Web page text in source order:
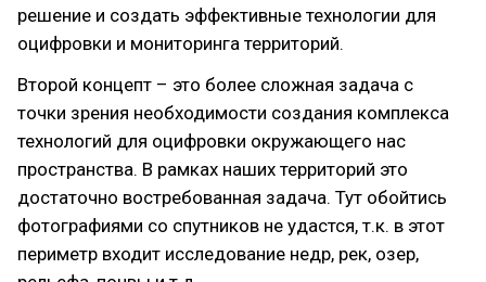
решение и создать эффективные технологии для
оцифровки и мониторинга территорий.
Второй концепт – это более сложная задача с
точки зрения необходимости создания комплекса
технологий для оцифровки окружающего нас
пространства. В рамках наших территорий это
достаточно востребованная задача. Тут обойтись
фотографиями со спутников не удастся, т.к. в этот
периметр входит исследование недр, рек, озер,